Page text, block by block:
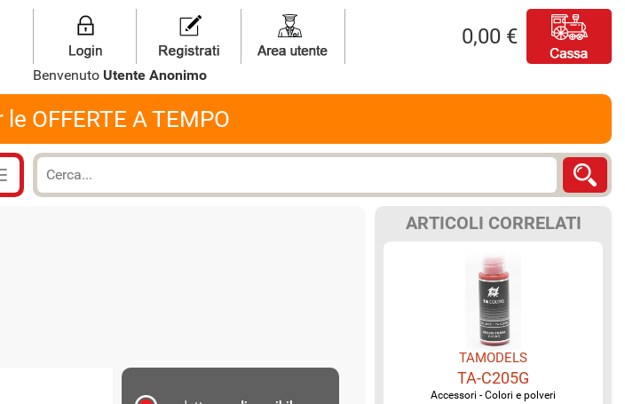
0,00 €
Benvenuto Utente Anonimo
OFFERTE A TEMPO
ARTICOLI CORRELATI
TAMODELS
TA-C205G
Accessori - Colori e polveri